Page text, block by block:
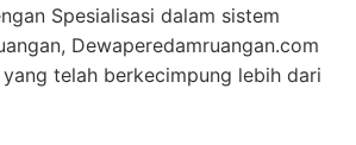
Spesialisasi dalam sistem
Dewaperedamruangan.com
telah berkecimpung lebih dari